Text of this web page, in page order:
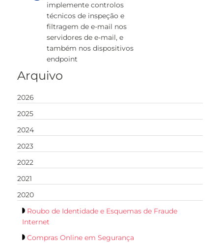
implemente controlos
técnicos de inspeção e
filtragem de e-mail nos
servidores de e-mail, e
também nos dispositivos
endpoint
Arquivo
2026
2025
2024
2023
2022
2021
2020
Roubo de Identidade e Esquemas de Fraude
Internet
Compras Online em Segurança